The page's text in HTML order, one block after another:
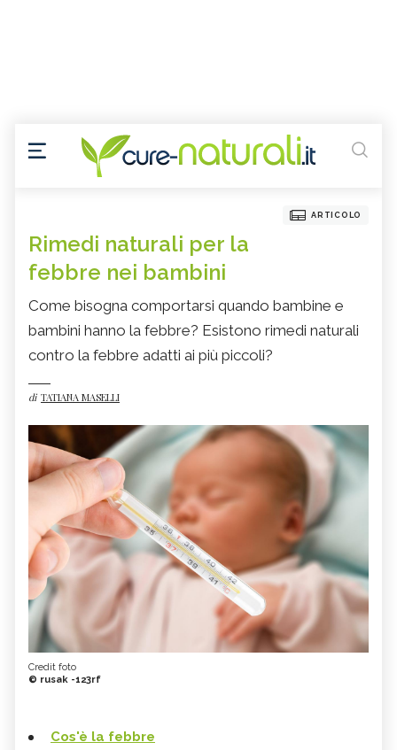
ARTICOLO
Rimedi naturali per la
febbre nei bambini
Come bisogna comportarsi quando bambine e
bambini hanno la febbre? Esistono rimedi naturali
contro la febbre adatti ai più piccoli?
di TATIANA MASELLI
Credit foto
© rusak -123rf
Cos'è la febbre